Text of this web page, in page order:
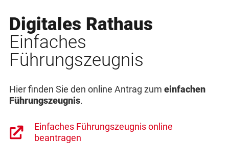
Digitales Rathaus
Einfaches
Führungszeugnis
Hier finden Sie den online Antrag zum einfachen
Führungszeugnis.
Einfaches Führungszeugnis online
beantragen